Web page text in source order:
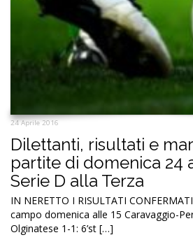
24 Aprile 2016
Dilettanti, risultati e
partite di domenica 24
Serie D alla Terza
IN NERETTO I RISULTATI
campo domenica alle 15 Caravaggio-
Olginatese 1-1: 6’st […]